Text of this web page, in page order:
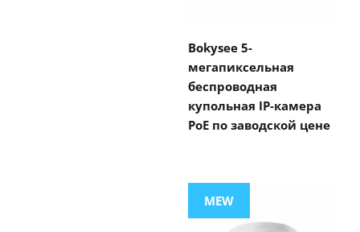
Bokysee 5-
мегапиксельная
беспроводная
купольная IP-камера
PoE по заводской цене
MEW